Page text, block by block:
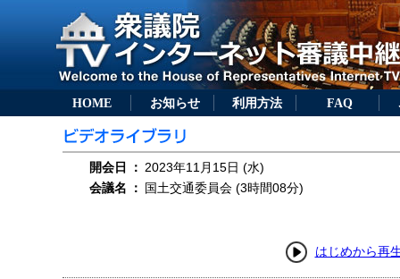
HOME お知らせ 利用方法 FAQ
開会日 ： 2023年11月15日 (水)
会議名
： 国土交通委員会 (3時間08分)
はじめから再